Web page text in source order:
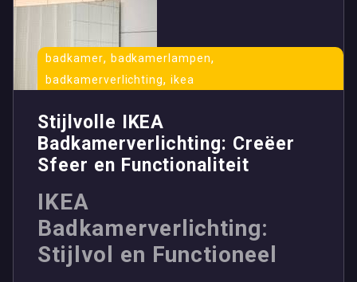
badkamer, badkamerlampen,
badkamerverlichting,ikea
Stijlvolle IKEA
Badkamerverlichting: Creëer
Sfeer en Functionaliteit
IKEA
Badkamerverlichting:
Stijlvol en Functioneel